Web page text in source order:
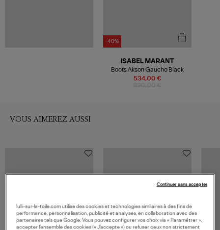
-40%
534,00 €
ISABEL MARANT
Boots Akson Gaucho Black
VOUS AIMEREZ AUSSI
lulli-sur-la-toile.com utilise des cookies et technologies similaires à des fins de
performance, personnalisation, publicité et analyses, en collaboration avec des
partenaires tels que Google. Vous pouvez configurer vos choix via « Paramétrer »,
accepter l’ensemble des cookies (« J’accepte ») ou refuser ceux non strictement
Continuer sans accepter